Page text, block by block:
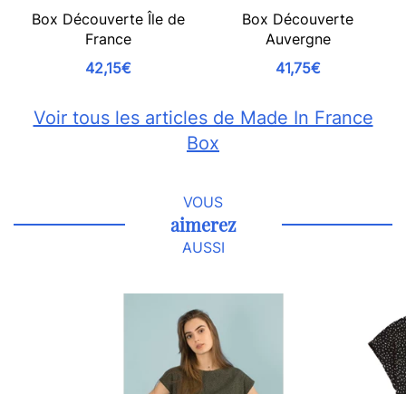
Box Découverte Île de
France
42,15€
Box Découverte
Auvergne
41,75€
Voir tous les articles de Made In France
Box
VOUS
aimerez
AUSSI